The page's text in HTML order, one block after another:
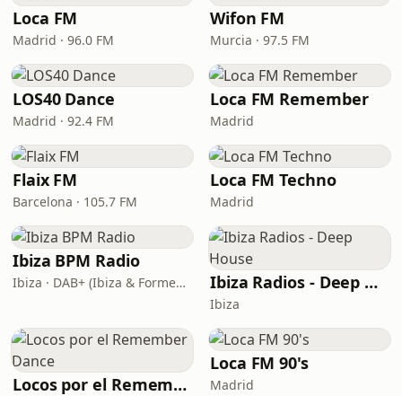
Loca FM
Madrid · 96.0 FM
Wifon FM
Murcia · 97.5 FM
LOS40 Dance
Madrid · 92.4 FM
Loca FM Remember
Madrid
Flaix FM
Barcelona · 105.7 FM
Loca FM Techno
Madrid
Ibiza BPM Radio
Ibiza · DAB+ (Ibiza & Formentera, Madrid, Barcelona) Ibiza Radios - Deep House
Ibiza
Locos por el Remember Dance
Loca FM 90's
Madrid